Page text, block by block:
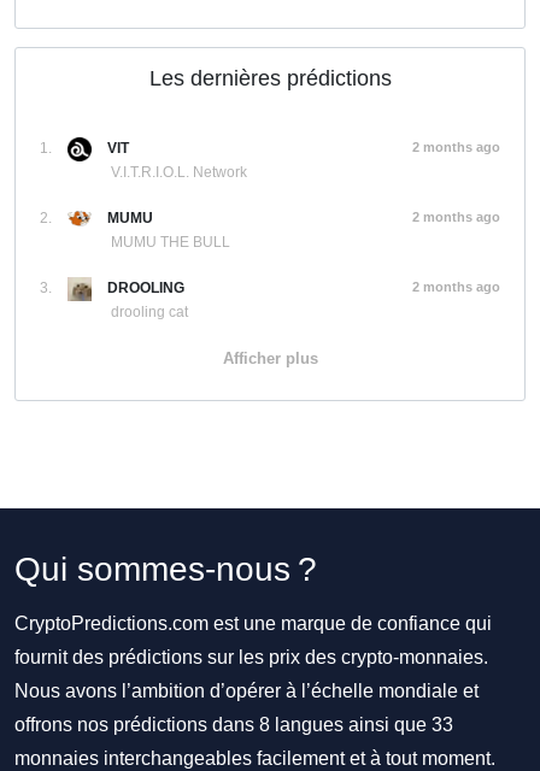
Les dernières prédictions
1.
VIT
V.I.T.R.I.O.L. Network
2 months ago
2.
MUMU
MUMU THE BULL
2 months ago
3.
DROOLING
drooling cat
2 months ago
Afficher plus
Qui sommes-nous ?
CryptoPredictions.com est une marque de confiance qui
fournit des prédictions sur les prix des crypto-monnaies.
Nous avons l’ambition d’opérer à l’échelle mondiale et
offrons nos prédictions dans 8 langues ainsi que 33
monnaies interchangeables facilement et à tout moment.